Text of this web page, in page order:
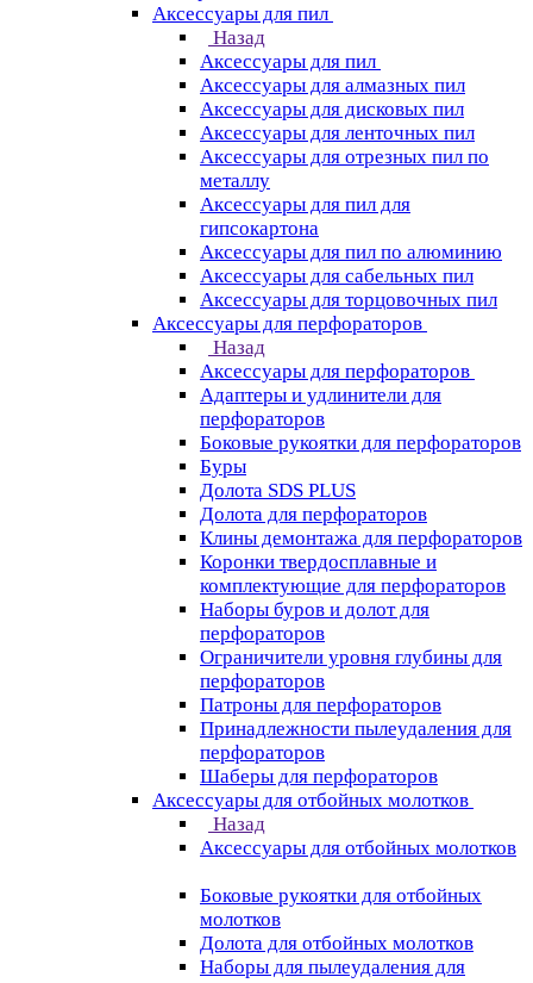
Аксессуары для пил
Назад
Аксессуары для пил
Аксессуары для алмазных пил
Аксессуары для дисковых пил
Аксессуары для ленточных пил
Аксессуары для отрезных пил по
металлу
Аксессуары для пил для
гипсокартона
Аксессуары для пил по алюминию
Аксессуары для сабельных пил
Аксессуары для торцовочных пил
Аксессуары для перфораторов
Назад
Аксессуары для перфораторов
Адаптеры и удлинители для
перфораторов
Боковые рукоятки для перфораторов
Буры
Долота SDS PLUS
Долота для перфораторов
Клины демонтажа для перфораторов
Коронки твердосплавные и
комплектующие для перфораторов
Наборы буров и долот для
перфораторов
Ограничители уровня глубины для
перфораторов
Патроны для перфораторов
Принадлежности пылеудаления для
перфораторов
Шаберы для перфораторов
Аксессуары для отбойных молотков
Назад
Аксессуары для отбойных молотков
Боковые рукоятки для отбойных
молотков
Долота для отбойных молотков
Наборы для пылеудаления для